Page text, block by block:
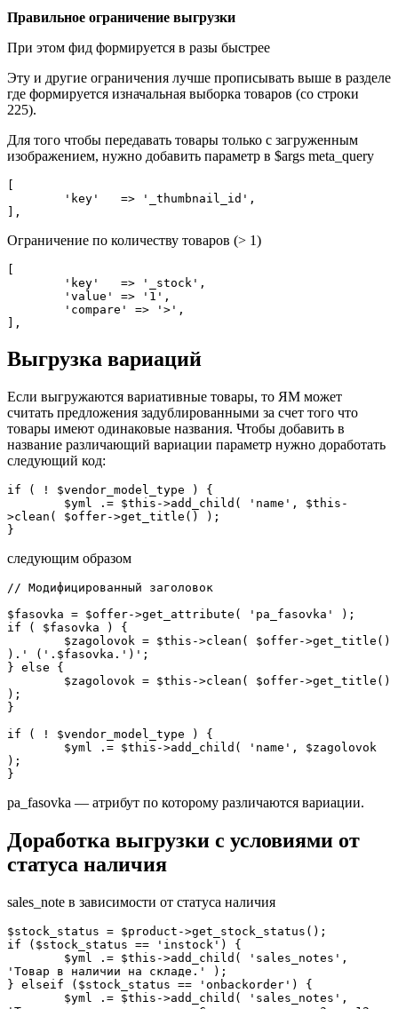
Правильное ограничение выгрузки
При этом фид формируется в разы быстрее
Эту и другие ограничения лучше прописывать выше в разделе
где формируется изначальная выборка товаров (со строки
225).
Для того чтобы передавать товары только с загруженным
изображением, нужно добавить параметр в $args meta_query
],
Ограничение по количеству товаров (> 1)
],
Выгрузка вариаций
Если выгружаются вариативные товары, то ЯМ может
считать предложения задублированными за счет того что
товары имеют одинаковые названия. Чтобы добавить в
название различающий вариации параметр нужно доработать
следующий код:
if ( ! $vendor_model_type ) {
>clean( $offer->get_title() );
}
следующим образом
// Модифицированный заголовок
$fasovka = $offer->get_attribute( 'pa_fasovka' );
if ( $fasovka ) {
).' ('.$fasovka.')';
} else {
);
}
if ( ! $vendor_model_type ) {
);
}
pa_fasovka — атрибут по которому различаются вариации.
Доработка выгрузки с условиями от
статуса наличия
sales_note в зависимости от статуса наличия
$stock_status = $product->get_stock_status();
if ($stock_status == 'instock') {
'Товар в наличии на складе.' );
} elseif ($stock_status == 'onbackorder') {